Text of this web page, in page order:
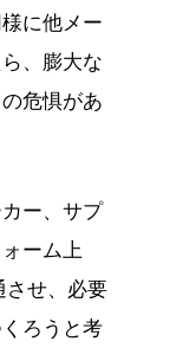
に他メー
、膨大な
危惧があ
ー、サプ
ーム上
させ、必要
ろうと考